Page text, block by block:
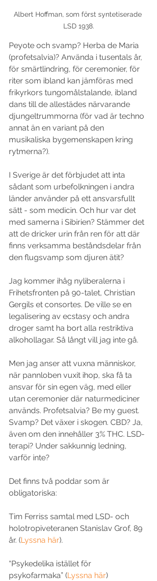
Albert Hoffman, som först syntetiserade
LSD 1938.
Peyote och svamp? Herba de Maria
(profetsalvia)? Använda i tusentals år,
för smärtlindring, för ceremonier, för
riter som ibland kan jämföras med
frikyrkors tungomålstalande, ibland
dans till de allestädes närvarande
djungeltrummorna (för vad är techno
annat än en variant på den
musikaliska bygemenskapen kring
rytmerna?).
I Sverige är det förbjudet att inta
sådant som urbefolkningen i andra
länder använder på ett ansvarsfullt
sätt - som medicin. Och hur var det
med samerna i Sibirien? Stämmer det
att de dricker urin från ren för att där
finns verksamma beståndsdelar från
den flugsvamp som djuren ätit?
Jag kommer ihåg nyliberalerna i
Frihetsfronten på 90-talet, Christian
Gergils et consortes. De ville se en
legalisering av ecstasy och andra
droger samt ha bort alla restriktiva
alkohollagar. Så långt vill jag inte gå.
Men jag anser att vuxna människor,
när pannloben vuxit ihop, ska få ta
ansvar för sin egen väg, med eller
utan ceremonier där naturmediciner
används. Profetsalvia? Be my guest.
Svamp? Det växer i skogen. CBD? Ja,
även om den innehåller 3% THC. LSD-
terapi? Under sakkunnig ledning,
varför inte?
Det finns två poddar som är
obligatoriska:
Tim Ferriss samtal med LSD- och
holotropiveteranen Stanislav Grof, 89
år. (Lyssna här).
“Psykedelika istället för
psykofarmaka” (Lyssna här)